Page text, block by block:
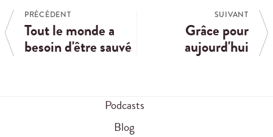
PRÉCÉDENT
Tout le monde a
besoin d'être sauvé
SUIVANT
Grâce pour
aujourd'hui
Podcasts
Blog